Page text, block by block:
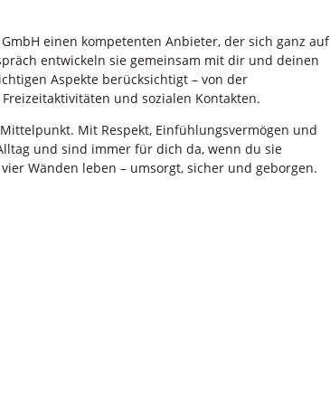
einen kompetenten Anbieter, der sich ganz auf
entwickeln sie gemeinsam mit dir und deinen
Aspekte berücksichtigt – von der
und sozialen Kontakten.
Mit Respekt, Einfühlungsvermögen und
und sind immer für dich da, wenn du sie
Wänden leben – umsorgt, sicher und geborgen.